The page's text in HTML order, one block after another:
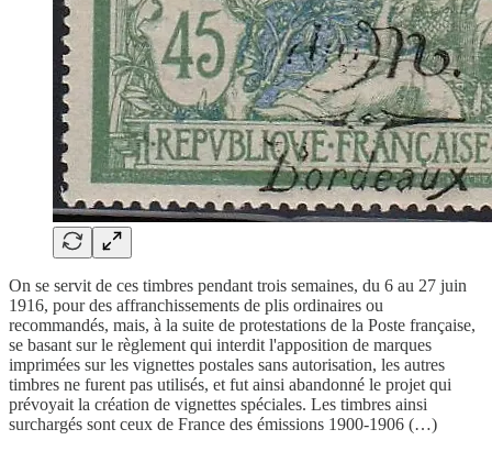
On se servit de ces timbres pendant trois semaines, du 6 au 27 juin
1916, pour des affranchissements de plis ordinaires ou
recommandés, mais, à la suite de protestations de la Poste française,
se basant sur le règlement qui interdit l'apposition de marques
imprimées sur les vignettes postales sans autorisation, les autres
timbres ne furent pas utilisés, et fut ainsi abandonné le projet qui
prévoyait la création de vignettes spéciales. Les timbres ainsi
surchargés sont ceux de France des émissions 1900-1906 (…)